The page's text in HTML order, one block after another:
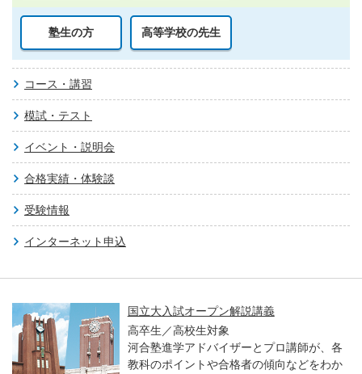
塾生の方 高等学校の先生
コース・講習
模試・テスト
イベント・説明会
合格実績・体験談
受験情報
インターネット申込
国立大入試オープン解説講義
高卒生／高校生対象
河合塾進学アドバイザーとプロ講師が、各
教科のポイントや合格者の傾向などをわか